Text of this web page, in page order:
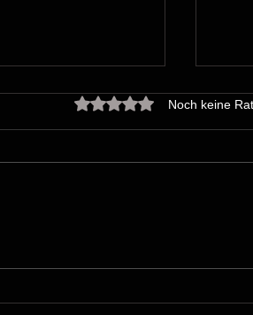
Mit 0 von 5 Sternen
Noch keine